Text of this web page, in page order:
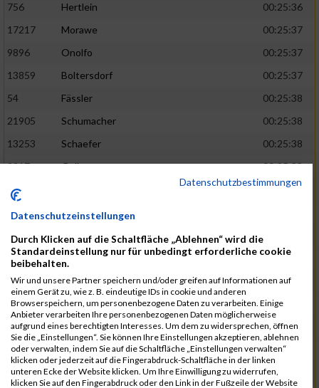
756
Hertlein
00:25:36
17217
Morawe
00:25:37
9896
Onolfo
00:25:37
13859
Boltersdorf
00:25:37
54
Fässler
00:25:38
21905
Schumacher
00:25:38
13253
Schaefer
00:25:38
2317
Golbar
00:25:38
5561
00:25:38
12006
Laudien
9273
Nicotra
7717
Lades
00:25:38
15581
Adamczak
00:25:38
3162
Heilig
00:25:39
3107
Schork
00:25:40
5888
Regneri
00:25:41
8971
Bien 00:25:42
Datenschutzbestimmungen
Datenschutzeinstellungen
Durch Klicken auf die Schaltfläche „Ablehnen“ wird die
Standardeinstellung nur für unbedingt erforderliche cookie
beibehalten.
Wir und unsere Partner speichern und/oder greifen auf Informationen auf
einem Gerät zu, wie z. B. eindeutige IDs in cookie und anderen
Browserspeichern, um personenbezogene Daten zu verarbeiten. Einige
Anbieter verarbeiten Ihre personenbezogenen Daten möglicherweise
aufgrund eines berechtigten Interesses. Um dem zu widersprechen, öffnen
Sie die „Einstellungen“. Sie können Ihre Einstellungen akzeptieren, ablehnen
oder verwalten, indem Sie auf die Schaltfläche „Einstellungen verwalten“
klicken oder jederzeit auf die Fingerabdruck-Schaltfläche in der linken
unteren Ecke der Website klicken. Um Ihre Einwilligung zu widerrufen,
klicken Sie auf den Fingerabdruck oder den Link in der Fußzeile der Website